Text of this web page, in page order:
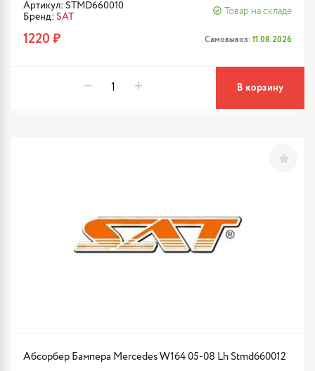
Артикул: STMD660010
Бренд: SAT
Товар на складе
1220 ₽ Самовывоз: 11.08.2026
В корзину
Абсорбер Бампера Mercedes W164 05-08 Lh Stmd660012